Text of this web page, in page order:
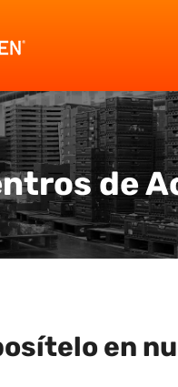
de
en